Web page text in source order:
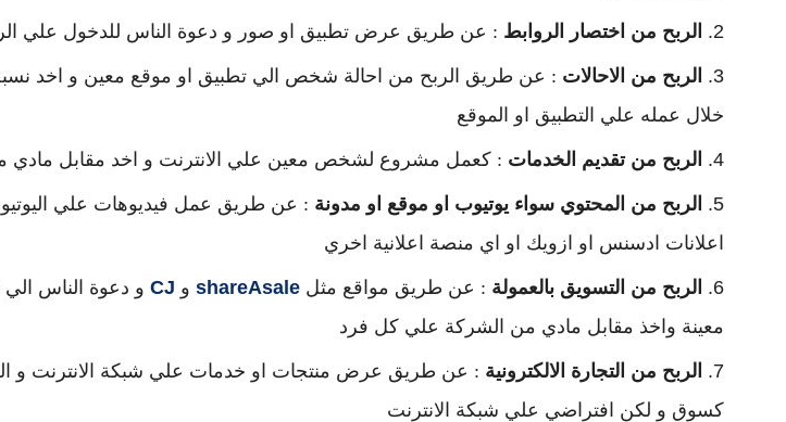
الربح من اختصار الروابط : عن طريق عرض تطبيق او صور و دعوة الناس للدخول علي
الربح من الاحالات : عن طريق الربح من احالة شخص الي تطبيق او موقع معين و اخد
خلال عمله علي التطبيق او الموقع
الربح من تقديم الخدمات : كعمل مشروع لشخص معين علي الانترنت و اخد مقابل مادي
الربح من المحتوي سواء يوتيوب او موقع او مدونة : عن طريق عمل فيديوهات علي
اعلانات ادسنس او ازويك او اي منصة اعلانية اخري
الربح من التسويق بالعمولة : عن طريق مواقع مثل shareAsale و CJ و دعوة الناس
معينة واخذ مقابل مادي من الشركة علي كل فرد
الربح من التجارة الالكترونية : عن طريق عرض منتجات او خدمات علي شبكة الانترنت و
كسوق و لكن افتراضي علي شبكة الانترنت